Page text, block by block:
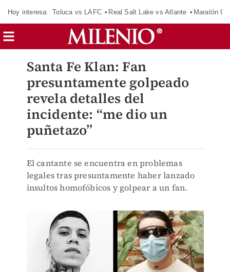
Hoy interesa: Toluca vs LAFC Real Salt Lake vs Atlante Maratón
Santa Fe Klan: Fan
presuntamente golpeado
revela detalles del
incidente: “me dio un
puñetazo”
El cantante se encuentra en problemas
legales tras presuntamente haber lanzado
insultos homofóbicos y golpear a un fan.